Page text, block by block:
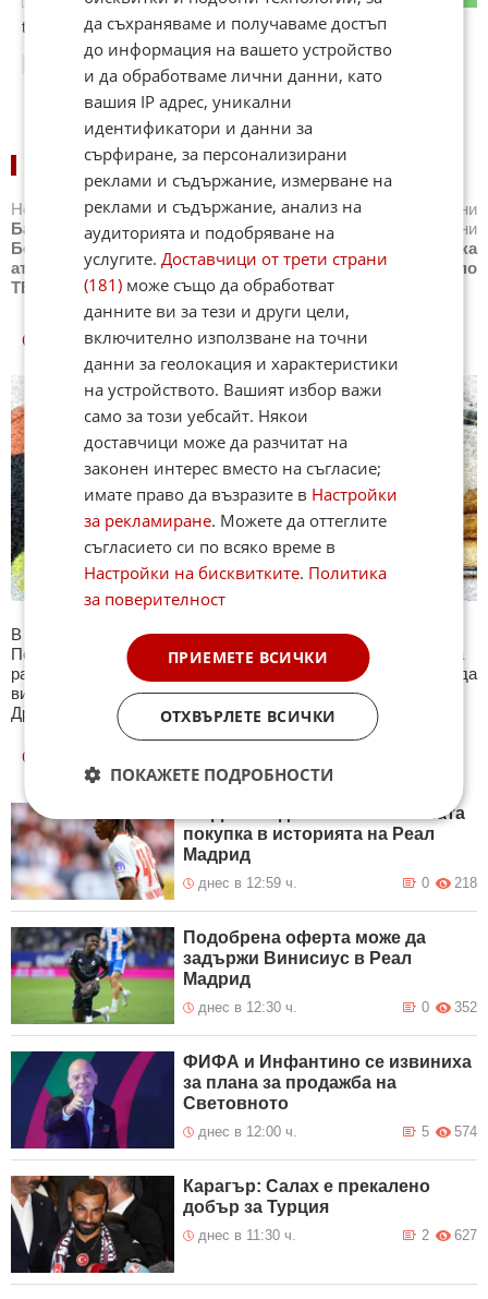
toia beshe mnogo zle
НОВИНИ ПО СПОРТОВЕ:
Новини Бг футбол ,Новини Световен футбол
Новини
Баскетбол ,Новини Волейбол ,Новини
Новини
Бойни спортове
Други спортове
Лека
атлетика
,Новини Моторни спортове ,Новини Спортът по
ТВ
Новини Зимни спортове
СПОРТ КУИЗОВЕ
В секция Спорт ще намерите тематична Куиз рубрика.
Периодично се публикува специализиран куиз с въпроси на
различна спортна тематика. След края на всеки тест може да
видите резултат с верните отговори, които сте натрупали.
Другите куизове може да намерите тук. Успех !
ОЩЕ
Ян Диоманде става най-скъпата
покупка в историята на Реал
Мадрид
днес в 12:59 ч. 218
0
Подобрена оферта може да
задържи Винисиус в Реал
Мадрид
днес в 12:30 ч. 352
0
ФИФА и Инфантино се извиниха
за плана за продажба на
Световното
днес в 12:00 ч. 574
5
Карагър: Салах е прекалено
добър за Турция
днес в 11:30 ч. 627
2
да съхраняваме и получаваме достъп
до информация на вашето устройство
и да обработваме лични данни, като
вашия IP адрес, уникални
идентификатори и данни за
сърфиране, за персонализирани
реклами и съдържание, измерване на
реклами и съдържание, анализ на
аудиторията и подобряване на
услугите.Доставчици от трети страни
(181) може също да обработват
данните ви за тези и други цели,
включително използване на точни
данни за геолокация и характеристики
на устройството. Вашият избор важи
само за този уебсайт. Някои
доставчици може да разчитат на
законен интерес вместо на съгласие;
имате право да възразите в Настройки
за рекламиране. Можете да оттеглите
съгласието си по всяко време в
Настройки на бисквитките. Политика
за поверителност
ПРИЕМЕТЕ ВСИЧКИ
ОТХВЪРЛЕТЕ ВСИЧКИ
ПОКАЖЕТЕ ПОДРОБНОСТИ